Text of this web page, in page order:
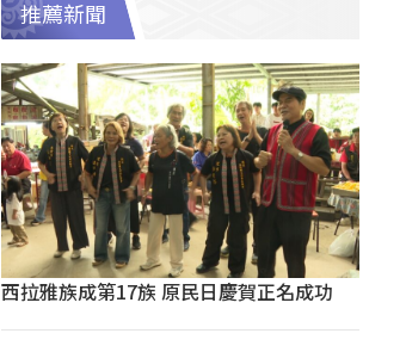
推薦新聞
西拉雅族成第17族 原民日慶賀正名成功